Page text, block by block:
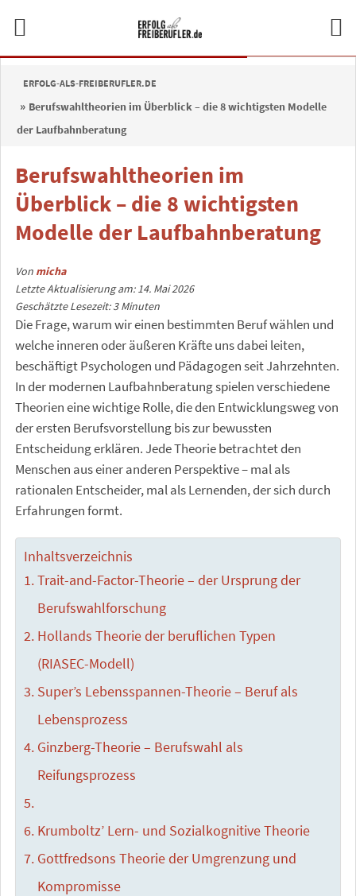
ERFOLG-ALS-FREIBERUFLER.DE
Berufswahltheorien im Überblick – die 8 wichtigsten Modelle
der Laufbahnberatung
Berufswahltheorien im
Überblick – die 8 wichtigsten
Modelle der Laufbahnberatung
Von micha
Letzte Aktualisierung am: 14. Mai 2026
Geschätzte Lesezeit:3 Minuten
Die Frage, warum wir einen bestimmten Beruf wählen und
welche inneren oder äußeren Kräfte uns dabei leiten,
beschäftigt Psychologen und Pädagogen seit Jahrzehnten.
In der modernen Laufbahnberatung spielen verschiedene
Theorien eine wichtige Rolle, die den Entwicklungsweg von
der ersten Berufsvorstellung bis zur bewussten
Entscheidung erklären. Jede Theorie betrachtet den
Menschen aus einer anderen Perspektive – mal als
rationalen Entscheider, mal als Lernenden, der sich durch
Erfahrungen formt.
Inhaltsverzeichnis
Trait-and-Factor-Theorie – der Ursprung der
Berufswahlforschung
Hollands Theorie der beruflichen Typen
(RIASEC-Modell)
Super’s Lebensspannen-Theorie – Beruf als
Lebensprozess
Ginzberg-Theorie – Berufswahl als
Reifungsprozess
Krumboltz’ Lern- und Sozialkognitive Theorie
Gottfredsons Theorie der Umgrenzung und
Kompromisse